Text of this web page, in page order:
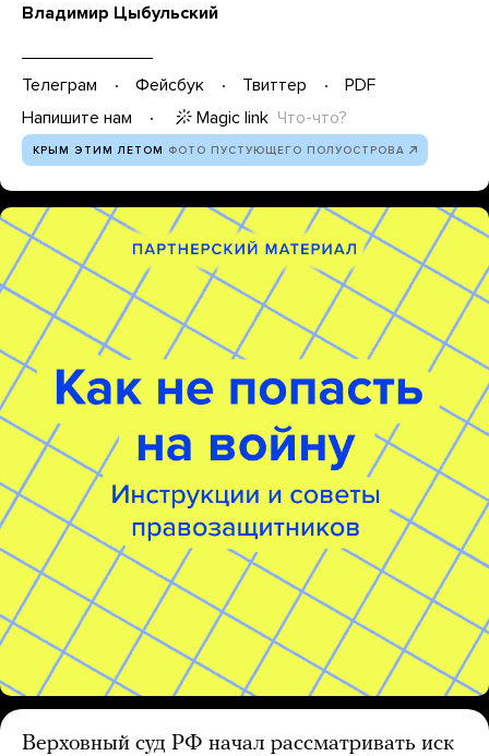
Владимир Цыбульский
Телеграм Фейсбук Твиттер
PDF
Напишите нам
Magic link Что-что?
КРЫМ ЭТИМ ЛЕТОМ ФОТО ПУСТУЮЩЕГО ПОЛУОСТРОВА
Верховный суд РФ начал рассматривать иск